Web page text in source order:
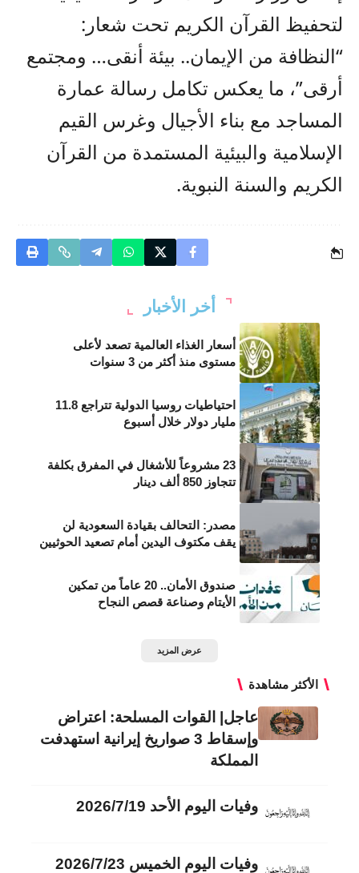
لتحفيظ القرآن الكريم تحت شعار:
“النظافة من الإيمان.. بيئة أنقى… ومجتمع
أرقى”، ما يعكس تكامل رسالة عمارة
المساجد مع بناء الأجيال وغرس القيم
الإسلامية والبيئية المستمدة من القرآن
الكريم والسنة النبوية.
أخر الأخبار
أسعار الغذاء العالمية تصعد لأعلى
مستوى منذ أكثر من 3 سنوات
احتياطيات روسيا الدولية تتراجع 11.8
مليار دولار خلال أسبوع
23 مشروعاً للأشغال في المفرق بكلفة
تتجاوز 850 ألف دينار
مصدر: التحالف بقيادة السعودية لن
يقف مكتوف اليدين أمام تصعيد الحوثيين
صندوق الأمان.. 20 عاماً من تمكين
الأيتام وصناعة قصص النجاح
عرض المزيد
الأكثر مشاهدة
عاجل| القوات المسلحة: اعتراض
وإسقاط 3 صواريخ إيرانية استهدفت
المملكة
وفيات اليوم الأحد 2026/7/19
وفيات اليوم الخميس 2026/7/23